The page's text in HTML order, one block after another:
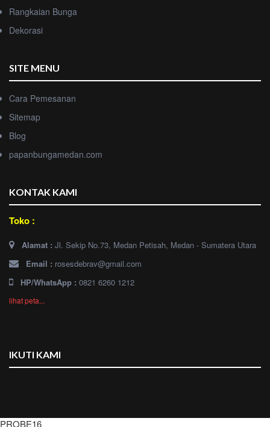
Rangkaian Bunga
Dekorasi
SITE MENU
Cara Pemesanan
Sitemap
Blog
papanbungamedan.com
KONTAK KAMI
Toko :
Alamat : Jl. Sekip No.73, Medan Petisah, Medan - Sumatera Utara
Email : rosesdebrav@gmail.com
HP/WhatsApp : 0821 6260 1212
lihat peta...
IKUTI KAMI